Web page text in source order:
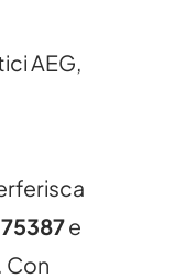
AEG,
e
Con